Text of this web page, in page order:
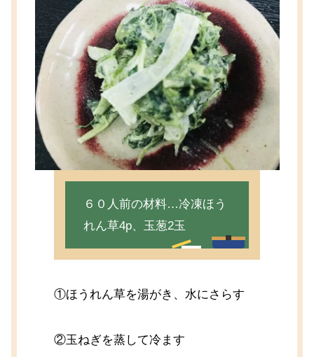
６０人前の材料…冷凍ほう
れん草4p、玉葱2玉
①ほうれん草を湯がき、水にさらす
②玉ねぎを蒸して冷ます